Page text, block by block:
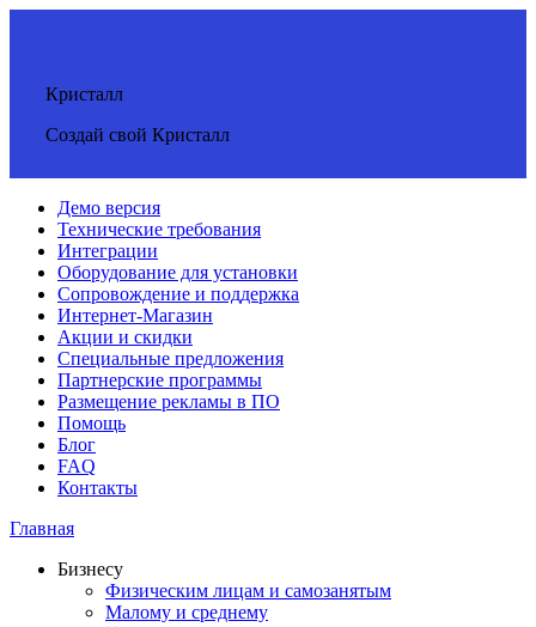
Кристалл
Создай свой Кристалл
Демо версия
Технические требования
Интеграции
Оборудование для установки
Сопровождение и поддержка
Интернет-Магазин
Акции и скидки
Специальные предложения
Партнерские программы
Размещение рекламы в ПО
Помощь
Блог
FAQ
Контакты
Главная
Бизнесу
Физическим лицам и самозанятым
Малому и среднему